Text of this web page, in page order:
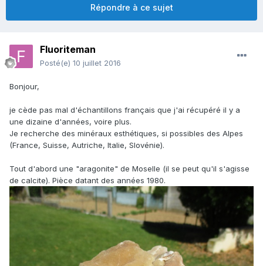
Répondre à ce sujet
Fluoriteman
Posté(e) 10 juillet 2016
Bonjour,
je cède pas mal d'échantillons français que j'ai récupéré il y a
une dizaine d'années, voire plus.
Je recherche des minéraux esthétiques, si possibles des Alpes
(France, Suisse, Autriche, Italie, Slovénie).
Tout d'abord une "aragonite" de Moselle (il se peut qu'il s'agisse
de calcite). Pièce datant des années 1980.